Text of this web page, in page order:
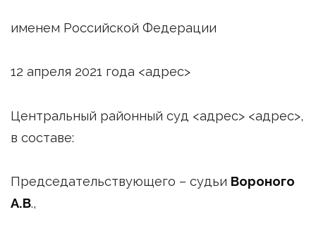
именем Российской Федерации
12 апреля 2021 года <адрес>
Центральный районный суд <адрес> <адрес>,
в составе:
Председательствующего – судьи Вороного
А.В.,